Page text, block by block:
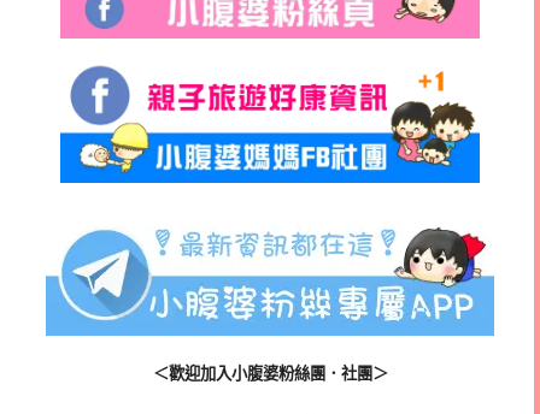
＜歡迎加入小腹婆粉絲團．社團＞